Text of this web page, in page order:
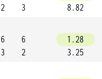
2
3
8.82
6
3
6
2
1.28
3.25